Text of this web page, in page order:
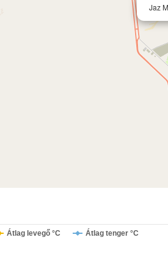
Jaz
Átlag levegő °C Átlag tenger °C